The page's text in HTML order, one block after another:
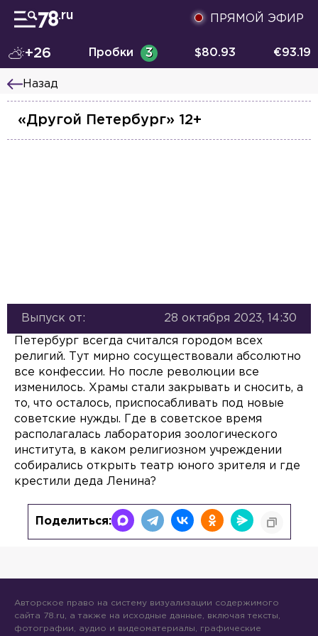
ПРЯМОЙ ЭФИР
+26 Пробки 3 $80.93 €93.19
Назад
«Другой Петербург» 12+
Выпуск от: 28 октября 2023, 14:30
Петербург всегда считался городом всех
религий. Тут мирно сосуществовали абсолютно
все конфессии. Но после революции все
изменилось. Храмы стали закрывать и сносить, а
то, что осталось, приспосабливать под новые
советские нужды. Где в советское время
располагалась лаборатория зоологического
института, в каком религиозном учреждении
собирались открыть театр юного зрителя и где
крестили деда Ленина?
Поделиться:
Авторское право на систему визуализации содержимого
сайта 78.ru, а также на исходные данные, включая тексты,
фотографии, аудио и видеоматериалы, графические